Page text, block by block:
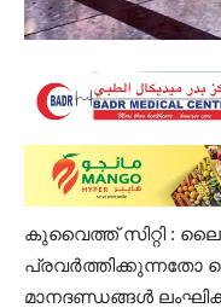
കുവൈത്ത് സിറ്റി :
പ്രവർത്തിക്കുന്നതോ
മാനദണ്ഡങ്ങൾ